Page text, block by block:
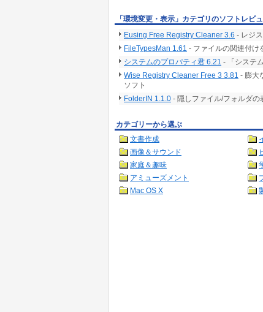
「環境変更・表示」カテゴリのソフトレビ
Eusing Free Registry Cleaner 3.6 - レジ
FileTypesMan 1.61 - ファイルの関連付け
システムのプロパティ君 6.21 - 「システ
Wise Registry Cleaner Free 3 3.81 - 膨大
ソフト
FolderIN 1.1.0 - 隠しファイル/フォルダの
カテゴリーから選ぶ
文書作成
画像＆サウンド
家庭＆趣味
アミューズメント
Mac OS X